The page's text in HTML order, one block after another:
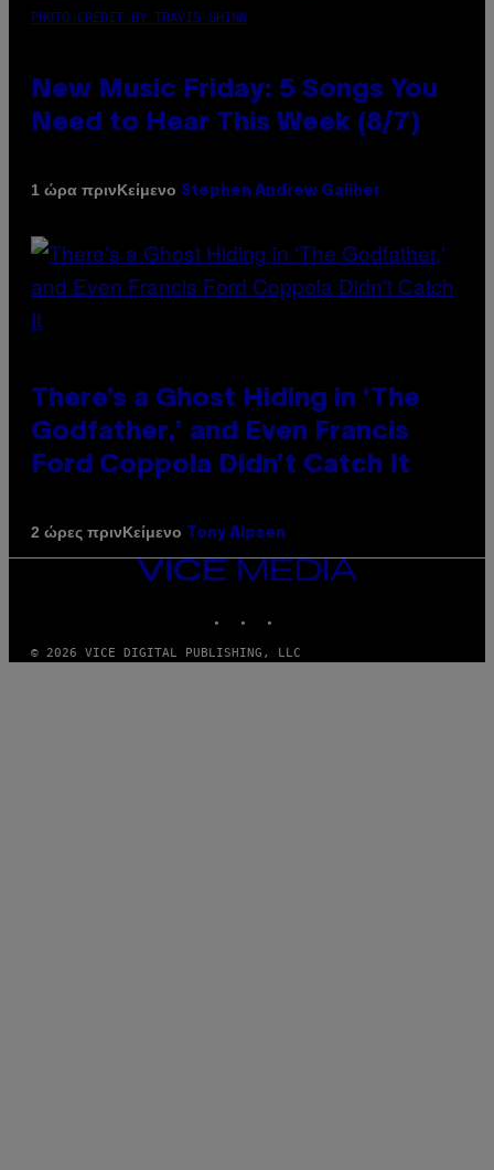
PHOTO CREDIT BY TRAVIS SHINN
New Music Friday: 5 Songs You
Need to Hear This Week (8/7)
1 ώρα πρινΚείμενο Stephen Andrew Galiher
There’s a Ghost Hiding in ‘The
Godfather,’ and Even Francis
Ford Coppola Didn’t Catch It
2 ώρες πρινΚείμενο Tony Alpsen
VICE
MEDIA
© 2026 VICE DIGITAL PUBLISHING, LLC